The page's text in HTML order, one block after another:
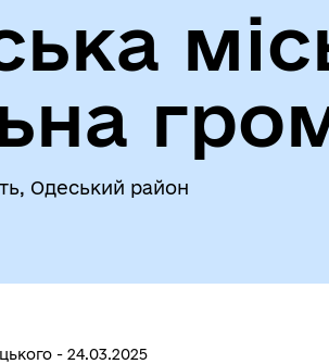
Одеський район
- 24.03.2025